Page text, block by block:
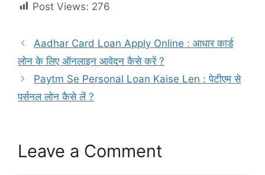
Post Views: 276
Aadhar Card Loan Apply Online : आधार कार्ड
लोन के लिए ऑनलाइन आवेदन कैसे करें ?
Paytm Se Personal Loan Kaise Len : पेटीएम से
पर्सनल लोन कैसे लें ?
Leave a Comment